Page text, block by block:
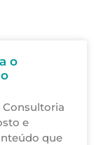
o
e
que